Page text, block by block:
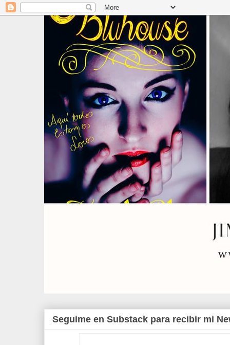
Seguime en Substack para recibir mi